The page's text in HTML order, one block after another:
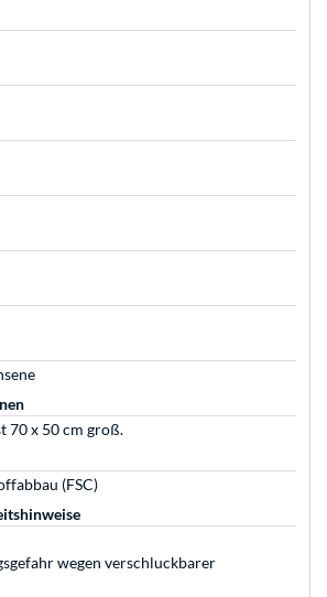
70 x 50 cm groß.
(FSC)
wegen verschluckbarer